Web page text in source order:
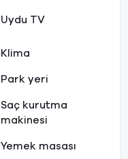
Uydu TV
Klima
Park yeri
Saç kurutma
makinesi
Yemek masası